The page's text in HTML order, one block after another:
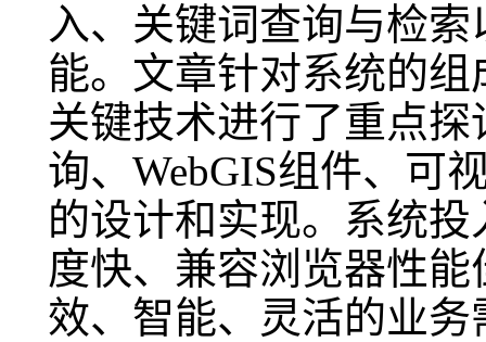
入、关键词查询与检
能。文章针对系统的
关键技术进行了重点
询、WebGIS组件、可
的设计和实现。系统
度快、兼容浏览器性
效、智能、灵活的业